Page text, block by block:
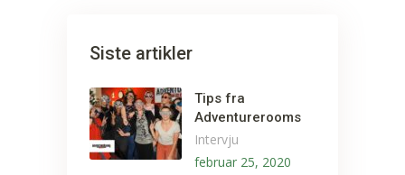
Siste artikler
Tips fra
Adventurerooms
Intervju
februar 25, 2020